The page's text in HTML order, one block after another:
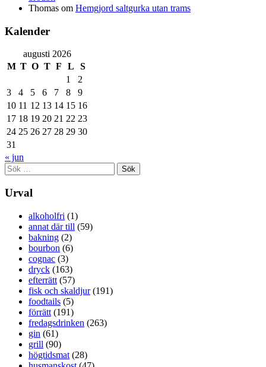
Thomas om Hemgjord saltgurka utan trams
Kalender
augusti 2026
M T O T F L
S
1
2
3
4 5 6 7 8
9
10 11 12 13 14 15 16
17 18 19 20 21 22 23
24 25 26 27 28 29 30
31
« jun
Sök
efter:
Urval
alkoholfri (1)
annat där till (59)
bakning (2)
bourbon (6)
cognac (3)
dryck (163)
efterrätt (57)
fisk och skaldjur(191)
foodtails (5)
förrätt (191)
fredagsdrinken (263)
gin (61)
grill (90)
högtidsmat (28)